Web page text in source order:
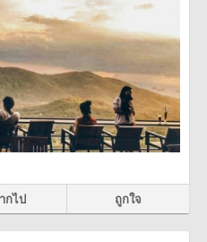
กไป ถูกใจ